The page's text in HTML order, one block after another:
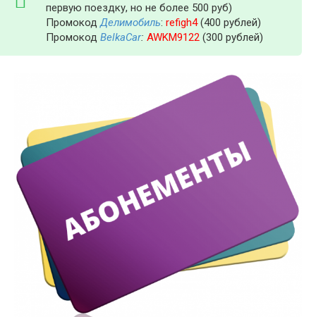
первую поездку, но не более 500 руб)
ПромокодДелимобиль: refigh4(400 рублей)
Промокод BelkaCar: AWKM9122 (300 рублей)